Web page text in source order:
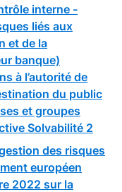
interne -
liés aux
et de la
banque)
à l’autorité de
du public
et groupes
Solvabilité 2
des risques
européen
2022 sur la